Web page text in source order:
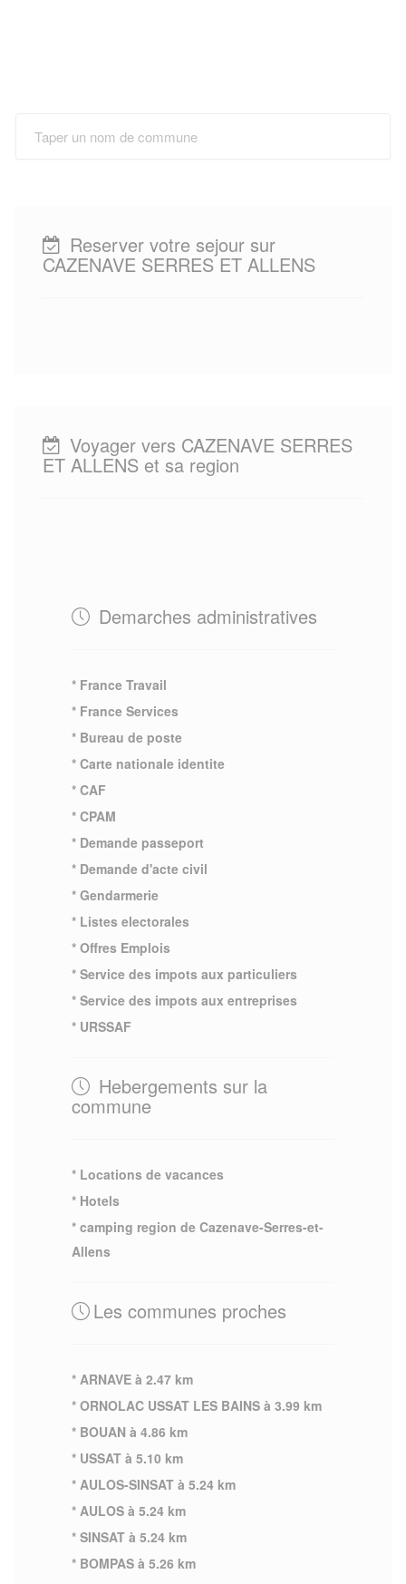
Reserver votre sejour sur
CAZENAVE SERRES ET ALLENS
Voyager vers CAZENAVE SERRES
ET ALLENS et sa region
Demarches administratives
* France Travail
* France Services
* Bureau de poste
* Carte nationale identite
* CAF
* CPAM
* Demande passeport
* Demande d'acte civil
* Gendarmerie
* Listes electorales
* Offres Emplois
* Service des impots aux particuliers
* Service des impots aux entreprises
* URSSAF
Hebergements sur la
commune
* Locations de vacances
* Hotels
* camping region de Cazenave-Serres-et-
Allens
Les communes proches
* ARNAVE à 2.47 km
* ORNOLAC USSAT LES BAINS à 3.99 km
* BOUAN à 4.86 km
* USSAT à 5.10 km
* AULOS-SINSAT à 5.24 km
* AULOS à 5.24 km
* SINSAT à 5.24 km
* BOMPAS à 5.26 km